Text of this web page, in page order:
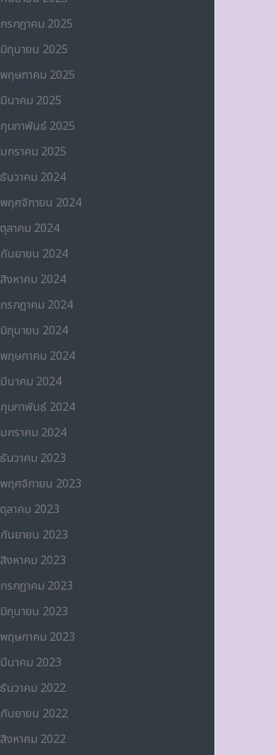
กรกฎาคม 2025
มิถุนายน 2025
พฤษภาคม 2025
มีนาคม 2025
กุมภาพันธ์ 2025
มกราคม 2025
ธันวาคม 2024
พฤศจิกายน 2024
ตุลาคม 2024
กันยายน 2024
สิงหาคม 2024
กรกฎาคม 2024
มิถุนายน 2024
พฤษภาคม 2024
มีนาคม 2024
กุมภาพันธ์ 2024
มกราคม 2024
ธันวาคม 2023
พฤศจิกายน 2023
ตุลาคม 2023
กันยายน 2023
สิงหาคม 2023
กรกฎาคม 2023
มิถุนายน 2023
พฤษภาคม 2023
มีนาคม 2023
ธันวาคม 2022
กันยายน 2022
สิงหาคม 2022